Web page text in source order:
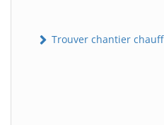
Trouver chantier